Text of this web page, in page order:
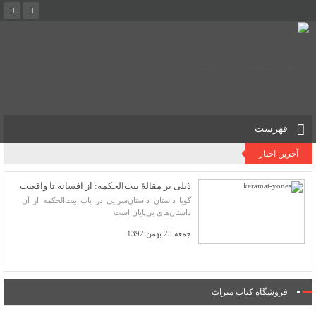
فهرست
آخرین اخبار
ذیلی بر مقالۀ بیت‌الحکمه: از افسانه تا واقعیت
گویا داستان داستان‌سرایی در باب بیت‌الحکمه از آن
داستان‌های بی‌پایان است
جمعه 25 بهمن 1392
فروشگاه کتاب میراث